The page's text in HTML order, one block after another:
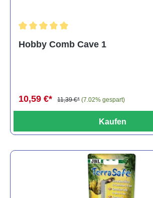
Hobby Comb Cave 1
10,59 €* 11,39 €* (7.02% gespart)
Kaufen